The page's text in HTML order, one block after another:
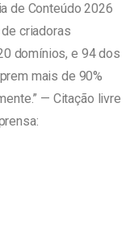
de Conteúdo 2026
criadoras
domínios, e 94 dos
mais de 90%
— Citação livre